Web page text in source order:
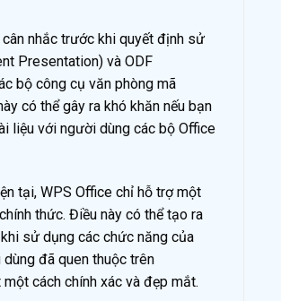
nhắc trước khi quyết định sử
Presentation) và ODF
bộ công cụ văn phòng mã
có thể gây ra khó khăn nếu bạn
liệu với người dùng các bộ Office
tại, WPS Office chỉ hỗ trợ một
thức. Điều này có thể tạo ra
sử dụng các chức năng của
đã quen thuộc trên
cách chính xác và đẹp mắt.